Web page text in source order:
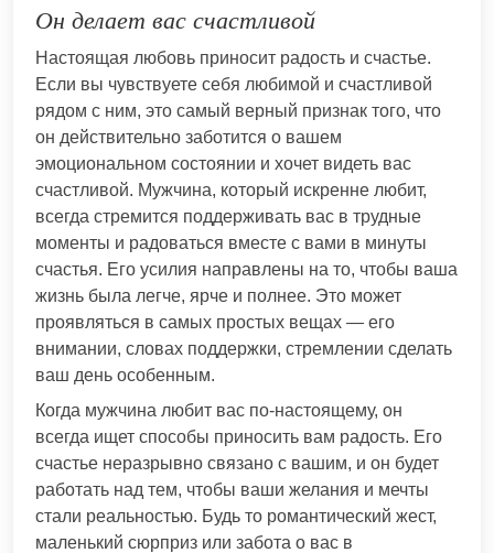
Он делает вас счастливой
Настоящая любовь приносит радость и счастье.
Если вы чувствуете себя любимой и счастливой
рядом с ним, это самый верный признак того, что
он действительно заботится о вашем
эмоциональном состоянии и хочет видеть вас
счастливой. Мужчина, который искренне любит,
всегда стремится поддерживать вас в трудные
моменты и радоваться вместе с вами в минуты
счастья. Его усилия направлены на то, чтобы ваша
жизнь была легче, ярче и полнее. Это может
проявляться в самых простых вещах — его
внимании, словах поддержки, стремлении сделать
ваш день особенным.
Когда мужчина любит вас по-настоящему, он
всегда ищет способы приносить вам радость. Его
счастье неразрывно связано с вашим, и он будет
работать над тем, чтобы ваши желания и мечты
стали реальностью. Будь то романтический жест,
маленький сюрприз или забота о вас в